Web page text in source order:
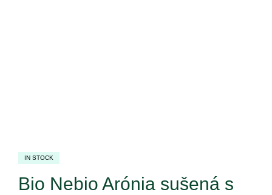
IN STOCK
Bio Nebio Arónia sušená s